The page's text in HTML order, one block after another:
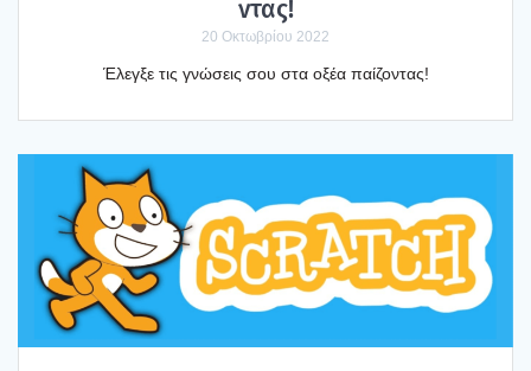
ντας!
20 Οκτωβρίου 2022
Έλεγ­ξε τις γνώ­σεις σου στα οξέα παί­ζο­ντας!